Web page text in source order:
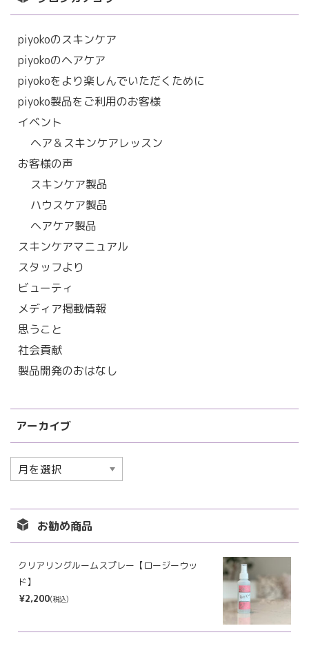
piyokoのスキンケア
piyokoのヘアケア
piyokoをより楽しんでいただくために
piyoko製品をご利用のお客様
イベント
ヘア＆スキンケアレッスン
お客様の声
スキンケア製品
ハウスケア製品
ヘアケア製品
スキンケアマニュアル
スタッフより
ビューティ
メディア掲載情報
思うこと
社会貢献
製品開発のおはなし
アーカイブ
ア
ー
イ
ブ
お勧め商品
クリアリングルームスプレー【ロージーウッ
ド】
¥2,200(税込)